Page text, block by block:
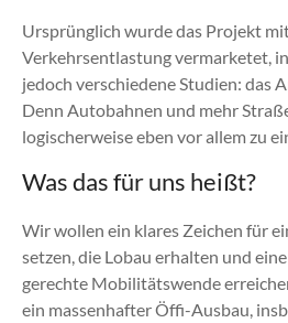
Ursprünglich wurde das Projekt
Verkehrsentlastung vermarketet,
jedoch verschiedene Studien: das
Denn Autobahnen und mehr
logischerweise eben vor allem zu
Was das für uns heißt?
Wir wollen ein klares Zeichen für
setzen, die Lobau erhalten und
gerechte Mobilitätswende
ein massenhafter Öffi-Ausbau,